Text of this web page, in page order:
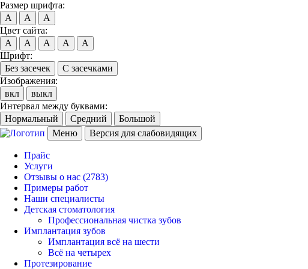
Размер шрифта:
A
A
A
Цвет сайта:
A
A A A
A
Шрифт:
Без засечек
С засечками
Изображения:
вкл
выкл
Интервал между буквами:
Нормальный
Средний
Большой
Меню
Версия для слабовидящих
Прайс
Услуги
Отзывы о нас (2783)
Примеры работ
Наши специалисты
Детская стоматология
Профессиональная чистка зубов
Имплантация зубов
Имплантация всё на шести
Всё на четырех
Протезирование